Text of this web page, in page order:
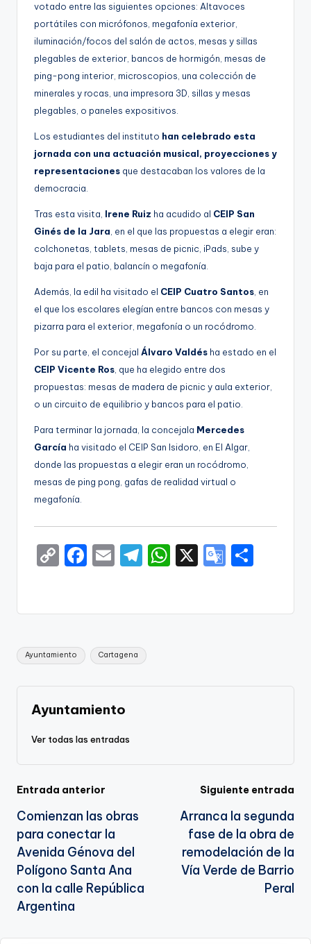
votado entre las siguientes opciones: Altavoces
portátiles con micrófonos, megafonía exterior,
iluminación/focos del salón de actos, mesas y sillas
plegables de exterior, bancos de hormigón, mesas de
ping-pong interior, microscopios, una colección de
minerales y rocas, una impresora 3D, sillas y mesas
plegables, o paneles expositivos.
Los estudiantes del instituto han celebrado esta
jornada con una actuación musical, proyecciones y
representaciones que destacaban los valores de la
democracia.
Tras esta visita, Irene Ruiz ha acudido al CEIP San
Ginés de la Jara, en el que las propuestas a elegir eran:
colchonetas, tablets, mesas de picnic, iPads, sube y
baja para el patio, balancín o megafonía.
Además, la edil ha visitado el CEIP Cuatro Santos, en
el que los escolares elegían entre bancos con mesas y
pizarra para el exterior, megafonía o un rocódromo.
Por su parte, el concejal Álvaro Valdés ha estado en el
CEIP Vicente Ros, que ha elegido entre dos
propuestas: mesas de madera de picnic y aula exterior,
o un circuito de equilibrio y bancos para el patio.
Para terminar la jornada, la concejala Mercedes
García ha visitado el CEIP San Isidoro, en El Algar,
donde las propuestas a elegir eran un rocódromo,
mesas de ping pong, gafas de realidad virtual o
megafonía.
C
y
Li
n
k
F
e
b
o
o
k
E
l
T
gr
a
m
W
ts
p
X
G
gl
a
e
Etiquetas:
Ayuntamiento Cartagena
Ayuntamiento
Ver todas las entradas
Navegación
de
entradas
Entrada anterior
Comienzan las obras
para conectar la
Avenida Génova del
Polígono Santa Ana
con la calle República
Argentina
Siguiente entrada
Arranca la segunda
fase de la obra de
remodelación de la
Vía Verde de Barrio
Peral